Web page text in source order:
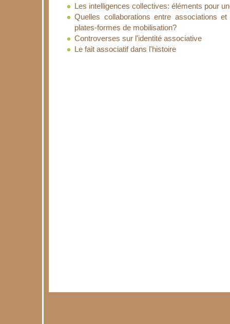
Les intelligences collectives: éléments pour
Quelles collaborations entre associations
plates-formes de mobilisation?
Controverses sur l'identité associative
Le fait associatif dans l'histoire